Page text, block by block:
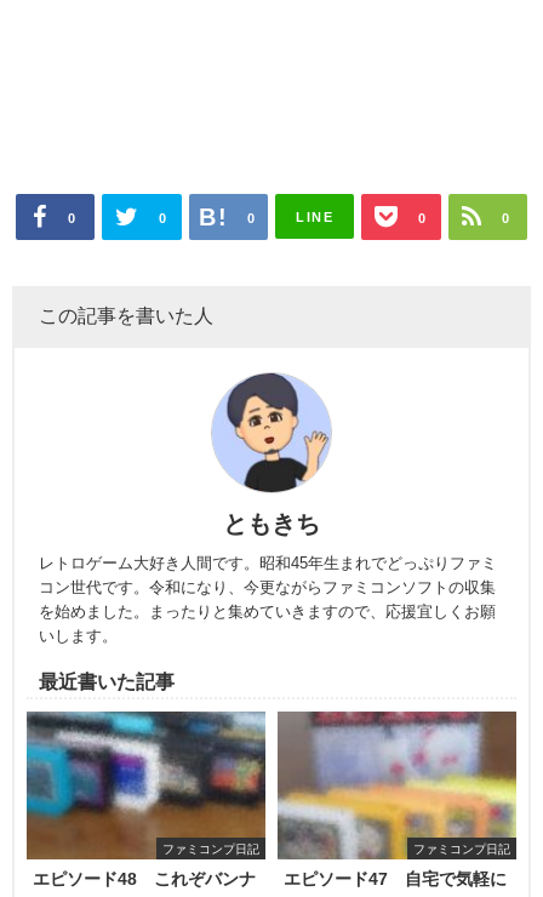
0 0 0 LINE 0 0
この記事を書いた人
ともきち
レトロゲーム大好き人間です。昭和45年生まれでどっぷりファミ
コン世代です。令和になり、今更ながらファミコンソフトの収集
を始めました。まったりと集めていきますので、応援宜しくお願
いします。
最近書いた記事
ファミコンプ日記
エピソード48 これぞバンナ
ファミコンプ日記
エピソード47 自宅で気軽に